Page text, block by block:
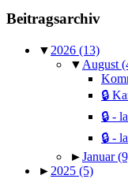
Ergebnisse
Beitragsarchiv
▼ 2026 (13)
▼ August
🔒
🔒 -
🔒 -
►Januar
► 2025 (5)